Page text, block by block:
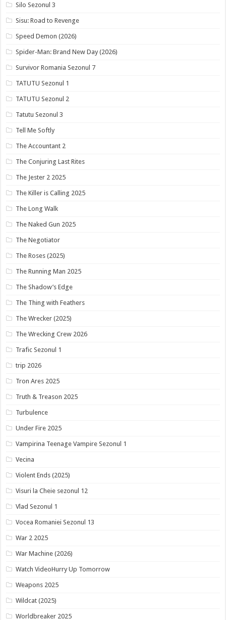
Silo Sezonul 3
Sisu: Road to Revenge
Speed Demon (2026)
Spider-Man: Brand New Day (2026)
Survivor Romania Sezonul 7
TATUTU Sezonul 1
TATUTU Sezonul 2
Tatutu Sezonul 3
Tell Me Softly
The Accountant 2
The Conjuring Last Rites
The Jester 2 2025
The Killer is Calling 2025
The Long Walk
The Naked Gun 2025
The Negotiator
The Roses (2025)
The Running Man 2025
The Shadow’s Edge
The Thing with Feathers
The Wrecker (2025)
The Wrecking Crew 2026
Trafic Sezonul 1
trip 2026
Tron Ares 2025
Truth & Treason 2025
Turbulence
Under Fire 2025
Vampirina Teenage Vampire Sezonul 1
Vecina
Violent Ends (2025)
Visuri la Cheie sezonul 12
Vlad Sezonul 1
Vocea Romaniei Sezonul 13
War 2 2025
War Machine (2026)
Watch VideoHurry Up Tomorrow
Weapons 2025
Wildcat (2025)
Worldbreaker 2025